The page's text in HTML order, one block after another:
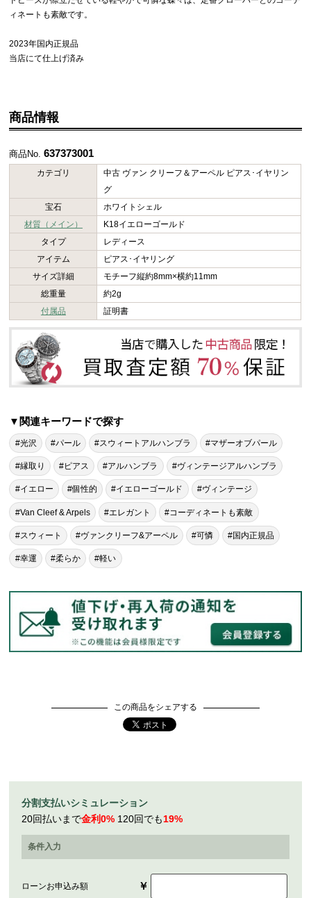
ィネートも素敵です。
2023年国内正規品
当店にて仕上げ済み
商品情報
商品No.637373001
カテゴリ
中古 ヴァン クリーフ＆アーペル ピアス･イヤリン
グ
宝石
ホワイトシェル
材質（メイン）
K18イエローゴールド
タイプ
レディース
アイテム
ピアス･イヤリング
サイズ詳細
モチーフ縦約8mm×横約11mm
総重量
約2g
付属品
証明書
▼関連キーワードで探す
#光沢 #パール #スウィートアルハンブラ #マザーオブパール
#縁取り #ピアス #アルハンブラ #ヴィンテージアルハンブラ
#イエロー #個性的 #イエローゴールド #ヴィンテージ
#Van Cleef & Arpels #エレガント #コーディネートも素敵
#スウィート #ヴァンクリーフ&アーペル #可憐 #国内正規品
#幸運 #柔らか #軽い
この商品をシェアする
分割支払いシミュレーション
20回払いまで金利0% 120回でも19%
条件入力
ローンお申込み額 ￥